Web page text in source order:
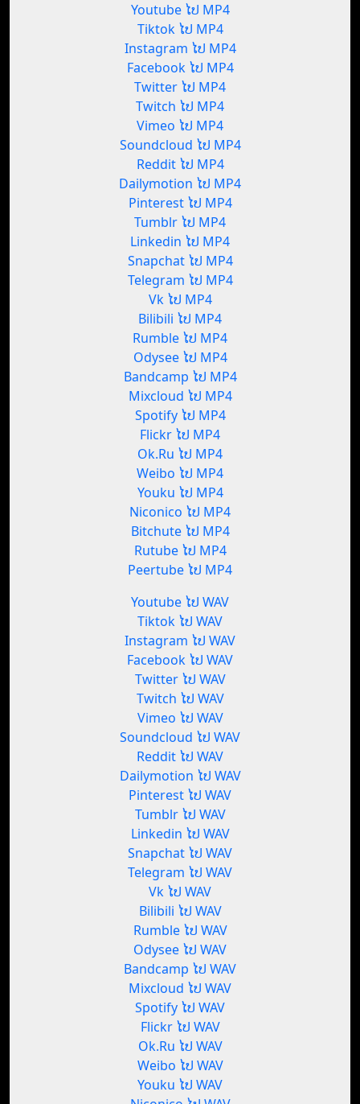
Youtube ໄປ MP4
Tiktok ໄປ MP4
Instagram ໄປ MP4
Facebook ໄປ MP4
Twitter ໄປ MP4
Twitch ໄປ MP4
Vimeo ໄປ MP4
Soundcloud ໄປ MP4
Reddit ໄປ MP4
Dailymotion ໄປ MP4
Pinterest ໄປ MP4
Tumblr ໄປ MP4
Linkedin ໄປ MP4
Snapchat ໄປ MP4
Telegram ໄປ MP4
Vk ໄປ MP4
Bilibili ໄປ MP4
Rumble ໄປ MP4
Odysee ໄປ MP4
Bandcamp ໄປ MP4
Mixcloud ໄປ MP4
Spotify ໄປ MP4
Flickr ໄປ MP4
Ok.Ru ໄປ MP4
Weibo ໄປ MP4
Youku ໄປ MP4
Niconico ໄປ MP4
Bitchute ໄປ MP4
Rutube ໄປ MP4
Peertube ໄປ MP4
Youtube ໄປ WAV
Tiktok ໄປ WAV
Instagram ໄປ WAV
Facebook ໄປ WAV
Twitter ໄປ WAV
Twitch ໄປ WAV
Vimeo ໄປ WAV
Soundcloud ໄປ WAV
Reddit ໄປ WAV
Dailymotion ໄປ WAV
Pinterest ໄປ WAV
Tumblr ໄປ WAV
Linkedin ໄປ WAV
Snapchat ໄປ WAV
Telegram ໄປ WAV
Vk ໄປ WAV
Bilibili ໄປ WAV
Rumble ໄປ WAV
Odysee ໄປ WAV
Bandcamp ໄປ WAV
Mixcloud ໄປ WAV
Spotify ໄປ WAV
Flickr ໄປ WAV
Ok.Ru ໄປ WAV
Weibo ໄປ WAV
Youku ໄປ WAV